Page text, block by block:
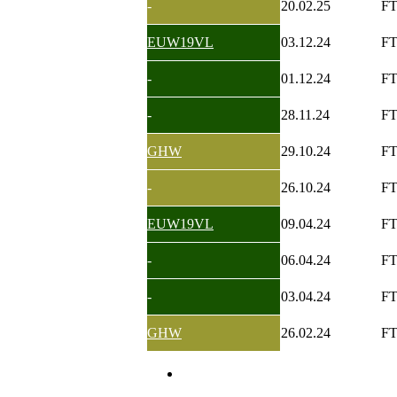
- 20.02.25 FT
EUW19VL 03.12.24 FT
- 01.12.24 FT
- 28.11.24 FT
GHW 29.10.24 FT
- 26.10.24 FT
EUW19VL 09.04.24 FT
- 06.04.24 FT
- 03.04.24 FT
GHW 26.02.24 FT